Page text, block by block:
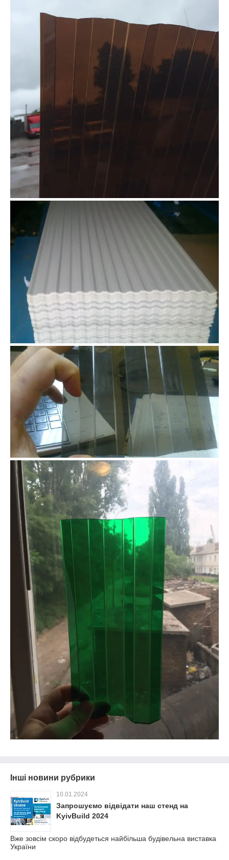
Інші новини рубрики
10.01.2024
Запрошуємо відвідати наш стенд на
KyivBuild 2024
Вже зовсім скоро відбудеться найбільша будівельна виставка
України